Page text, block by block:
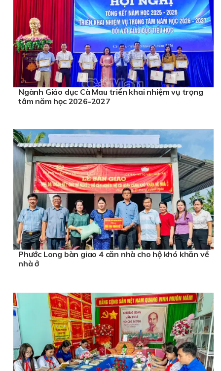
Ngành Giáo dục Cà Mau triển khai nhiệm vụ trọng
tâm năm học 2026-2027
Phước Long bàn giao 4 căn nhà cho hộ khó khăn về
nhà ở